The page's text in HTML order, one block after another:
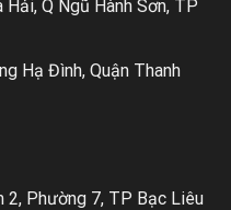
Q Ngũ Hành Sơn, TP
Hạ Đình, Quận Thanh
2, Phường 7, TP Bạc Liêu